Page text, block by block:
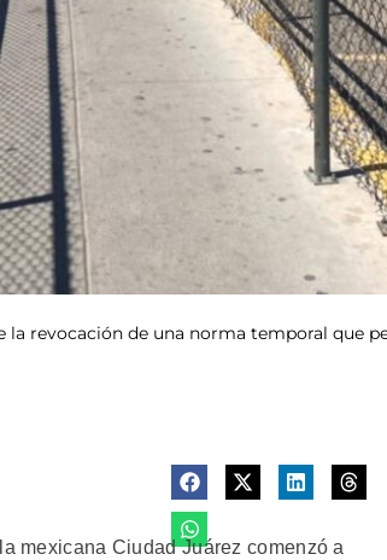
la revocación de una norma temporal que
mexicana Ciudad Juárez comenzó a